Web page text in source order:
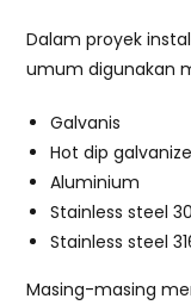
Dalam proyek
umum digunakan
Galvanis
Hot dip galvanize
Aluminium
Stainless steel
Stainless steel
Masing-masing